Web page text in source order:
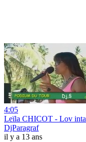
4:05
Leïla CHICOT - Lov
DjParagraf
il y a 13 ans